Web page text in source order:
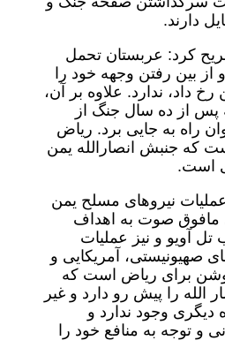
دارند.
کرد: عربستان تحمل
بین رفتن وجهه خود را
داد، ندارد. علاوه بر آن،
از ده سال جنگ از
راه به جایی برد. ریاض
که جنبش انصارالله یمن
است.
نیروهای مسلح یمن
مافوق صوت به اهداف
آویو و نیز عملیات
صهیونیستی، آمریکایی و
برای ریاض است که
را پیش رو دارد و غیر
دیگری وجود ندارد و
و توجه به منافع خود را